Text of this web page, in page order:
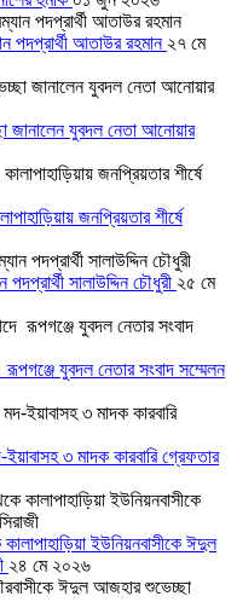
পদপ্রার্থী আতাউর রহমান ২৭ মে
জানালেন যুবদল নেতা আনোয়ার
জনপ্রিয়তার শীর্ষে
সালাউদ্দিন চৌধুরী ২৫ মে
‎রূপগঞ্জে যুবদল নেতার সংবাদ সম্মেলন
৩ মাদক কারবারি গ্রেফতার
ইউনিয়নবাসীকে ঈদুল
২৪ মে ২০২৬